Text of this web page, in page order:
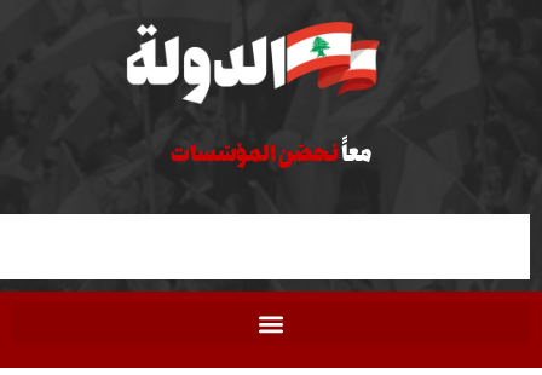
نحصّن المؤسّسات